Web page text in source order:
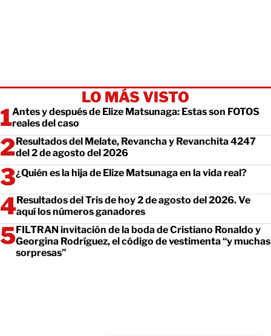
LO MÁS VISTO
Antes y después de Elize Matsunaga: Estas son FOTOS
reales del caso
Resultados del Melate, Revancha y Revanchita 4247
del 2 de agosto del 2026
¿Quién es la hija de Elize Matsunaga en la vida real?
Resultados del Tris de hoy 2 de agosto del 2026. Ve
aquí los números ganadores
FILTRAN invitación de la boda de Cristiano Ronaldo y
Georgina Rodríguez, el código de vestimenta “y muchas
sorpresas”